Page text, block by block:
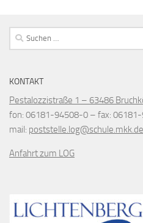
Suchen
nach:
KONTAKT
Pestalozzistraße 1 – 63486
fon: 06181-94508-0 – fax:
mail: poststelle.log@schule.mkk.de
Anfahrt zum LOG